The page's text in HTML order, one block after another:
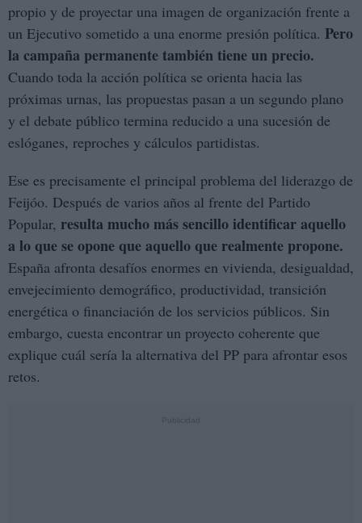
propio y de proyectar una imagen de organización frente a
un Ejecutivo sometido a una enorme presión política. Pero
la campaña permanente también tiene un precio.
Cuando toda la acción política se orienta hacia las
próximas urnas, las propuestas pasan a un segundo plano
y el debate público termina reducido a una sucesión de
eslóganes, reproches y cálculos partidistas.
Ese es precisamente el principal problema del liderazgo de
Feijóo. Después de varios años al frente del Partido
Popular, resulta mucho más sencillo identificar aquello
a lo que se opone que aquello que realmente propone.
España afronta desafíos enormes en vivienda, desigualdad,
envejecimiento demográfico, productividad, transición
energética o financiación de los servicios públicos. Sin
embargo, cuesta encontrar un proyecto coherente que
explique cuál sería la alternativa del PP para afrontar esos
retos.